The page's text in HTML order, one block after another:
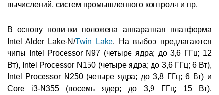
вычислений, систем промышленного контроля и пр.
В основу новинки положена аппаратная платформа
Intel Alder Lake-N/Twin Lake. На выбор предлагаются
чипы Intel Processor N97 (четыре ядра; до 3,6 ГГц; 12
Вт), Intel Processor N150 (четыре ядра; до 3,6 ГГц; 6 Вт),
Intel Processor N250 (четыре ядра; до 3,8 ГГц; 6 Вт) и
Core i3-N355 (восемь ядер; до 3,9 ГГц; 15 Вт).